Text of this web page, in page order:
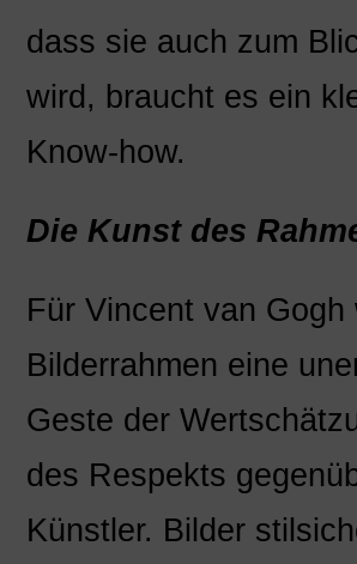
dass sie auch zum
wird, braucht es ein
Know-how.
Die Kunst des
Für Vincent van Gogh
Bilderrahmen eine
Geste der
des Respekts
Künstler. Bilder